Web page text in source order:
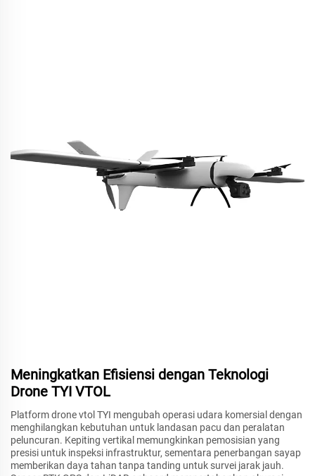
Meningkatkan Efisiensi dengan Teknologi
Drone TYI VTOL
Platform drone vtol TYI mengubah operasi udara komersial dengan
menghilangkan kebutuhan untuk landasan pacu dan peralatan
peluncuran. Kepiting vertikal memungkinkan pemosisian yang
presisi untuk inspeksi infrastruktur, sementara penerbangan sayap
memberikan daya tahan tanpa tanding untuk survei jarak jauh.